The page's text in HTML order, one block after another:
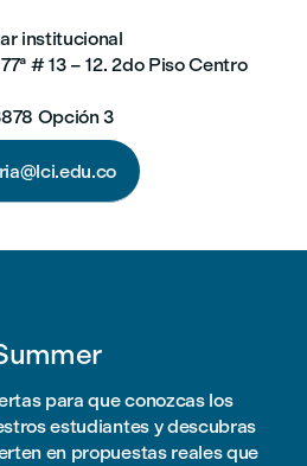
institucional
# 13 – 12. 2do Piso Centro
Opción 3
para que conozcas los
estudiantes y descubras
en propuestas reales que